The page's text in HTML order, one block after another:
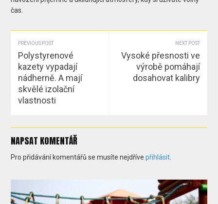
čas.
PREVIOUS POST
Polystyrenové
kazety vypadají
nádherně. A mají
skvělé izolační
vlastnosti
NEXT POST
Vysoké přesnosti ve
výrobě pomáhají
dosahovat kalibry
NAPSAT KOMENTÁŘ
Pro přidávání komentářů se musíte nejdřívepřihlásit